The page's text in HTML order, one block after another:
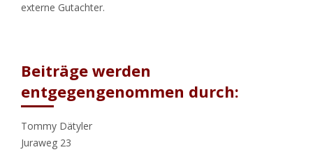
externe Gutachter.
Beiträge werden
entgegengenommen durch:
Tommy Dätyler
Juraweg 23